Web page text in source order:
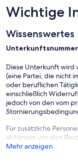
Wichtige
Wissenswertes
Unterkunftsnummer
Diese Unterkunft wird
(eine Partei, die nicht
oder beruflichen
einschließlich
jedoch von den vom
Für zusätzliche
abhängig von den
Mehr anzeigen